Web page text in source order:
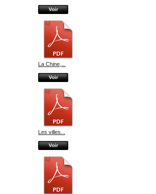
Voir
La Chine,...
Voir
Les villes...
Voir